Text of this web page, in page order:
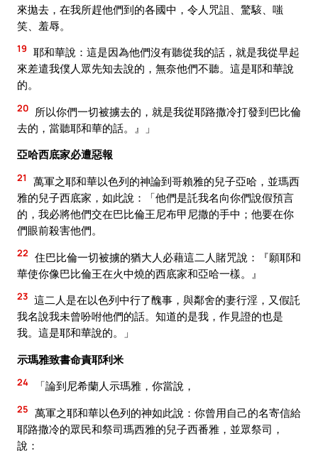
來拋去，在我所趕他們到的各國中，令人咒詛、驚駭、嗤
笑、羞辱。
19 耶和華說：這是因為他們沒有聽從我的話，就是我從早起
來差遣我僕人眾先知去說的，無奈他們不聽。這是耶和華說
的。
20
所以你們一切被擄去的，就是我從耶路撒冷打發到巴比倫
去的，當聽耶和華的話。』」
亞哈西底家必遭惡報
21
萬軍之耶和華以色列的神論到哥賴雅的兒子亞哈，並瑪西
雅的兒子西底家，如此說：「他們是託我名向你們說假預言
的，我必將他們交在巴比倫王尼布甲尼撒的手中；他要在你
們眼前殺害他們。
22 住巴比倫一切被擄的猶大人必藉這二人賭咒說：『願耶和
華使你像巴比倫王在火中燒的西底家和亞哈一樣。』
23 這二人是在以色列中行了醜事，與鄰舍的妻行淫，又假託
我名說我未曾吩咐他們的話。知道的是我，作見證的也是
我。這是耶和華說的。」
示瑪雅致書命責耶利米
24 「論到尼希蘭人示瑪雅，你當說，
25 萬軍之耶和華以色列的神如此說：你曾用自己的名寄信給
耶路撒冷的眾民和祭司瑪西雅的兒子西番雅，並眾祭司，
說：